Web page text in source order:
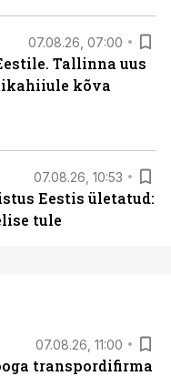
07.08.26, 07:00
Tallinna uus
kõva
07.08.26, 10:53
Eestis ületatud:
tule
07.08.26, 11:00
transpordifirma